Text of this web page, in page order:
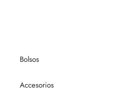
Bolsos
Accesorios